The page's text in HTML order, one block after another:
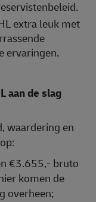
extra leuk met
ervaringen.
aan de slag
waardering en
€3.655,- bruto
komen de
overheen;